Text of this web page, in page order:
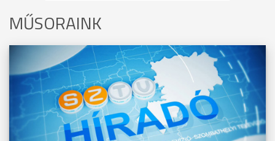
MŰSORAINK